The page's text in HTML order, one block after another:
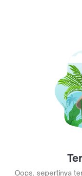
Oops, sepertinya